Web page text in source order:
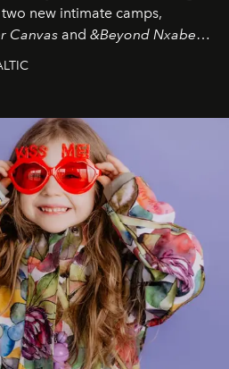
new intimate camps,
Canvas and &Beyond Nxabega
with the newly refurbished
offering a rare combination
sustainability.
— it’s the wild, felt, heard,
where comfort and
that you become part